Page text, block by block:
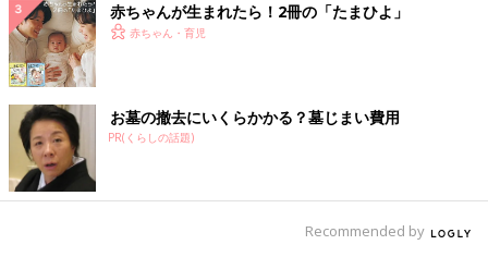
赤ちゃんが生まれたら！2冊の「たまひよ」
赤ちゃん・育児
お墓の撤去にいくらかかる？墓じまい費用
PR(くらしの話題)
Recommended by